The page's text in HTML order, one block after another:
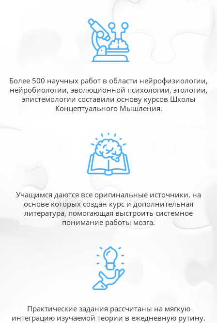
Более 500 научных работ в области нейрофизиологии,
нейробиологии, эволюционной психологии, этологии,
эпистемологии составили основу курсов Школы
Концептуального Мышления.
Учащимся даются все оригинальные источники, на
основе которых создан курс и дополнительная
литература, помогающая выстроить системное
понимание работы мозга.
Практические задания рассчитаны на мягкую
интеграцию изучаемой теории в ежедневную рутину.